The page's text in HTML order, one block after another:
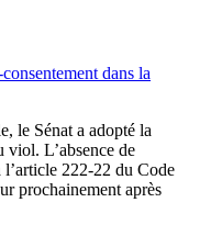
dans la
le Sénat a adopté la
L’absence de
l’article 222-22 du Code
prochainement après